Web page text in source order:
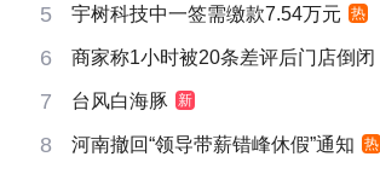
5 宇树科技中一签需缴款7.54万元 热
6 商家称1小时被20条差评后门店倒闭
7 台风白海豚 新
8 河南撤回“领导带薪错峰休假”通知 热